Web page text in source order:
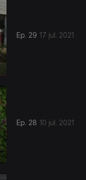
Ep. 29 17 jul. 2021
Ep. 28 10 jul. 2021